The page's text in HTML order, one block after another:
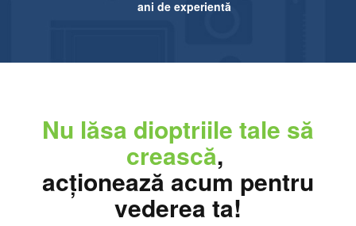
ani de experientă
Nu lăsa dioptriile tale să
crească,
acționează acum pentru
vederea ta!